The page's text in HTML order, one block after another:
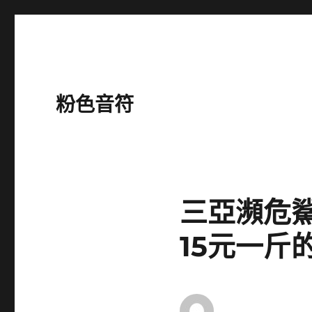
粉色音符
三亞瀕危
15元一斤